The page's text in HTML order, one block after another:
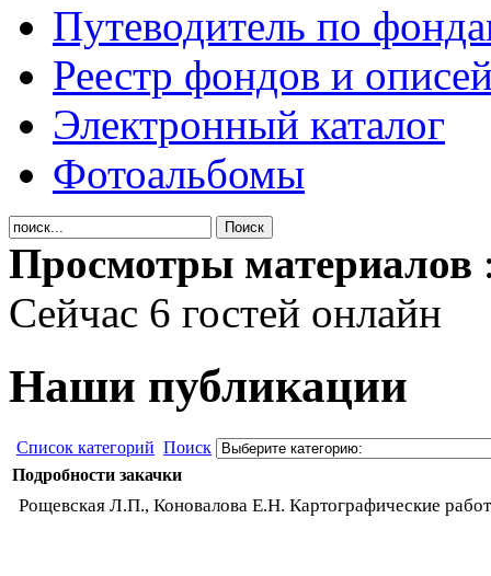
Путеводитель по
Реестр фондов и
Электронный каталог
Фотоальбомы
Просмотры материалов
Сейчас 6 гостей онлайн
Наши публикации
Список категорий Поиск
Подробности закачки
Рощевская Л.П., Коновалова Е.Н. Картографические